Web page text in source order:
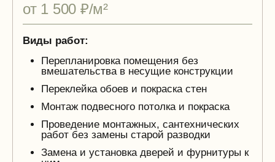
от 1 500 ₽/м²
Виды работ:
Перепланировка помещения без
вмешательства в несущие конструкции
Переклейка обоев и покраска стен
Монтаж подвесного потолка и покраска
Проведение монтажных, сантехнических
работ без замены старой разводки
Замена и установка дверей и фурнитуры к